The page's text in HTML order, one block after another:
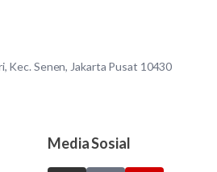
Kec. Senen, Jakarta Pusat 10430
Media Sosial